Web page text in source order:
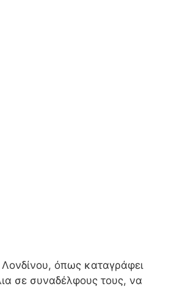
Λονδίνου, όπως καταγράφει
σε συναδέλφους τους, να